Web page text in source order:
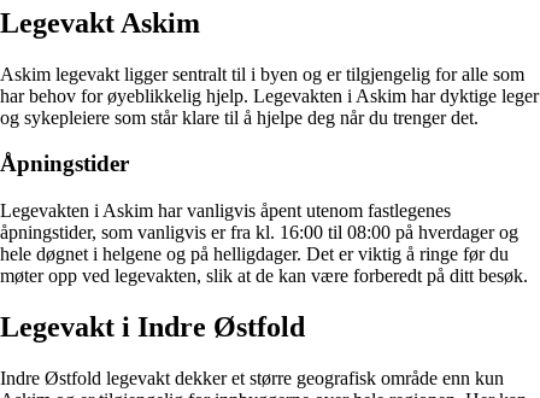
Legevakt Askim
Askim legevakt ligger sentralt til i byen og er tilgjengelig for alle som
har behov for øyeblikkelig hjelp. Legevakten i Askim har dyktige leger
og sykepleiere som står klare til å hjelpe deg når du trenger det.
Åpningstider
Legevakten i Askim har vanligvis åpent utenom fastlegenes
åpningstider, som vanligvis er fra kl. 16:00 til 08:00 på hverdager og
hele døgnet i helgene og på helligdager. Det er viktig å ringe før du
møter opp ved legevakten, slik at de kan være forberedt på ditt besøk.
Legevakt i Indre Østfold
Indre Østfold legevakt dekker et større geografisk område enn kun